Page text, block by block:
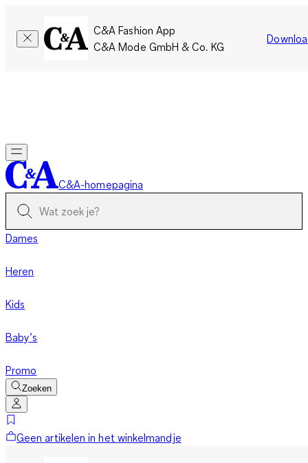
C&A Fashion App
C&A Mode GmbH & Co. KG
C&A-homepagina
Dames
Heren
Kids
Baby’s
Promo
Zoeken
Geen artikelen in het winkelmandje